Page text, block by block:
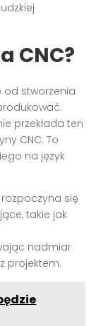
CNC?
od stworzenia
przekłada ten
CNC. To
na język
się
takie jak
nadmiar
projektem.